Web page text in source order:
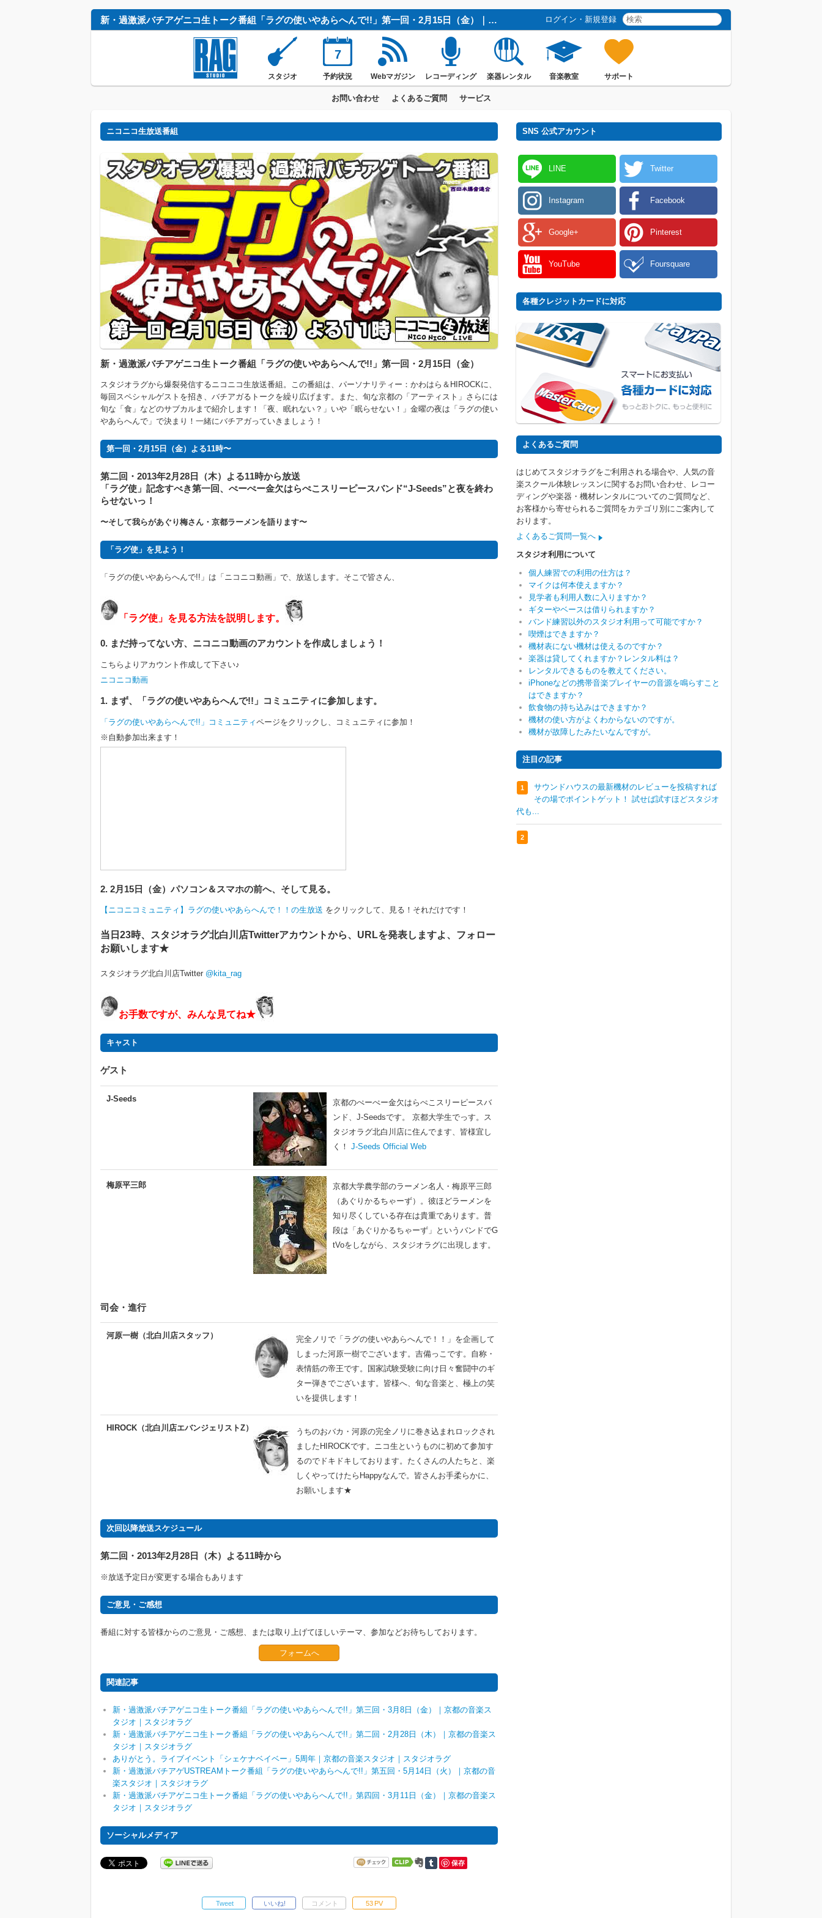
新・過激派バチアゲニコ生トーク番組「ラグの使いやあらへんで!!」第一回・2月15日（金）｜京都の音楽スタジオ｜スタジオラグ ログイン・新規登録
スタジオ
7
予約状況 Webマガジン レコーディング 楽器レンタル 音楽教室 サポート
お問い合わせ よくあるご質問 サービス
ニコニコ生放送番組
新・過激派バチアゲニコ生トーク番組「ラグの使いやあらへんで!!」第一回・2月15日（金）
スタジオラグから爆裂発信するニコニコ生放送番組。この番組は、パーソナリティー：かわはら＆HIROCKに、
毎回スペシャルゲストを招き、バチアガるトークを繰り広げます。また、旬な京都の「アーティスト」さらには
旬な「食」などのサブカルまで紹介します！「夜、眠れない？」いや「眠らせない！」金曜の夜は「ラグの使い
やあらへんで」で決まり！一緒にバチアガっていきましょう！
第一回・2月15日（金）よる11時〜
第二回・2013年2月28日（木）よる11時から放送
「ラグ使」記念すべき第一回、ぺーぺー金欠はらぺこスリーピースバンド“J-Seeds”と夜を終わ
らせないっ！
〜そして我らがあぐり梅さん・京都ラーメンを語ります〜
「ラグ使」を見よう！
「ラグの使いやあらへんで!!」は「ニコニコ動画」で、放送します。そこで皆さん、
「ラグ使」を見る方法を説明します。
0. まだ持ってない方、ニコニコ動画のアカウントを作成しましょう！
こちらよりアカウント作成して下さい♪
ニコニコ動画
1. まず、「ラグの使いやあらへんで!!」コミュニティに参加します。
「ラグの使いやあらへんで!!」コミュニティページをクリックし、コミュニティに参加！
※自動参加出来ます！
2. 2月15日（金）パソコン＆スマホの前へ、そして見る。
【ニコニコミュニティ】ラグの使いやあらへんで！！の生放送 をクリックして、見る！それだけです！
当日23時、スタジオラグ北白川店Twitterアカウントから、URLを発表しますよ、フォロー
お願いします★
スタジオラグ北白川店Twitter @kita_rag
お手数ですが、みんな見てね★
キャスト
ゲスト
J-Seeds
京都のぺーぺー金欠はらぺこスリーピースバ
ンド、J-Seedsです。 京都大学生でっす。ス
タジオラグ北白川店に住んでます、皆様宜し
く！ J-Seeds Official Web
梅原平三郎
京都大学農学部のラーメン名人・梅原平三郎
（あぐりかるちゃーず）。彼ほどラーメンを
知り尽くしている存在は貴重であります。普
段は「あぐりかるちゃーず」というバンドでG
tVoをしながら、スタジオラグに出現します。
司会・進行
河原一樹（北白川店スタッフ）
完全ノリで「ラグの使いやあらへんで！！」を企画して
しまった河原一樹でございます。吉備っこです。自称・
表情筋の帝王です。国家試験受験に向け日々奮闘中のギ
ター弾きでございます。皆様へ、旬な音楽と、極上の笑
いを提供します！
HIROCK（北白川店エバンジェリストZ）
うちのおバカ・河原の完全ノリに巻き込まれロックされ
ましたHIROCKです。ニコ生というものに初めて参加す
るのでドキドキしております。たくさんの人たちと、楽
しくやってけたらHappyなんで。皆さんお手柔らかに、
お願いします★
次回以降放送スケジュール
第二回・2013年2月28日（木）よる11時から
※放送予定日が変更する場合もあります
ご意見・ご感想
番組に対する皆様からのご意見・ご感想、または取り上げてほしいテーマ、参加などお待ちしております。
フォームへ
関連記事
新・過激派バチアゲニコ生トーク番組「ラグの使いやあらへんで!!」第三回・3月8日（金）｜京都の音楽ス
タジオ｜スタジオラグ
新・過激派バチアゲニコ生トーク番組「ラグの使いやあらへんで!!」第二回・2月28日（木）｜京都の音楽ス
タジオ｜スタジオラグ
ありがとう。ライブイベント「シェケナベイベー」5周年｜京都の音楽スタジオ｜スタジオラグ
新・過激派バチアゲUSTREAMトーク番組「ラグの使いやあらへんで!!」第五回・5月14日（火）｜京都の音
楽スタジオ｜スタジオラグ
新・過激派バチアゲニコ生トーク番組「ラグの使いやあらへんで!!」第四回・3月11日（金）｜京都の音楽ス
タジオ｜スタジオラグ
ソーシャルメディア
保存
Tweet いいね! コメント 53 PV
SNS 公式アカウント
LINE Twitter
Instagram Facebook
Google+ Pinterest
YouTube Foursquare
各種クレジットカードに対応
よくあるご質問
はじめてスタジオラグをご利用される場合や、人気の音
楽スクール体験レッスンに関するお問い合わせ、レコー
ディングや楽器・機材レンタルについてのご質問など、
お客様から寄せられるご質問をカテゴリ別にご案内して
おります。
よくあるご質問一覧へ
スタジオ利用について
個人練習での利用の仕方は？
マイクは何本使えますか？
見学者も利用人数に入りますか？
ギターやベースは借りられますか？
バンド練習以外のスタジオ利用って可能ですか？
喫煙はできますか？
機材表にない機材は使えるのですか？
楽器は貸してくれますか？レンタル料は？
レンタルできるものを教えてください。
iPhoneなどの携帯音楽プレイヤーの音源を鳴らすこと
はできますか？
飲食物の持ち込みはできますか？
機材の使い方がよくわからないのですが。
機材が故障したみたいなんですが。
注目の記事
1
サウンドハウスの最新機材のレビューを投稿すれば
その場でポイントゲット！ 試せば試すほどスタジオ
代も...
2